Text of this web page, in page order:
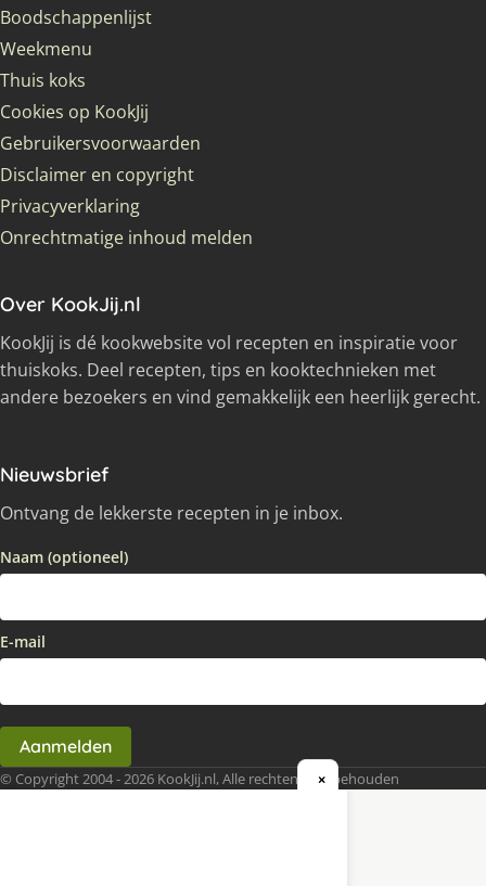
Boodschappenlijst
Weekmenu
Thuis koks
Cookies op KookJij
Gebruikersvoorwaarden
Disclaimer en copyright
Privacyverklaring
Onrechtmatige inhoud melden
Over KookJij.nl
KookJij is dé kookwebsite vol recepten en inspiratie voor
thuiskoks. Deel recepten, tips en kooktechnieken met
andere bezoekers en vind gemakkelijk een heerlijk gerecht.
Nieuwsbrief
Ontvang de lekkerste recepten in je inbox.
Naam (optioneel)
E-mail
Aanmelden
© Copyright 2004 - 2026 KookJij.nl, Alle rechten voorbehouden
×